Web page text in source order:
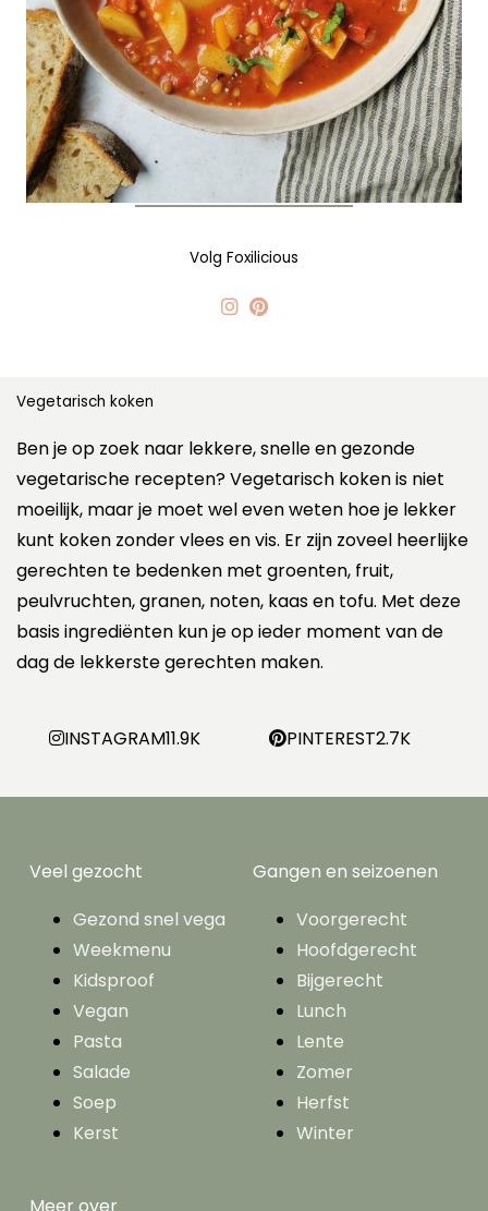
Volg Foxilicious
Vegetarisch koken
Ben je op zoek naar lekkere, snelle en gezonde
vegetarische recepten? Vegetarisch koken is niet
moeilijk, maar je moet wel even weten hoe je lekker
kunt koken zonder vlees en vis. Er zijn zoveel heerlijke
gerechten te bedenken met groenten, fruit,
peulvruchten, granen, noten, kaas en tofu. Met deze
basis ingrediënten kun je op ieder moment van de
dag de lekkerste gerechten maken.
INSTAGRAM11.9K PINTEREST2.7K
Veel gezocht
Gezond snel vega
Weekmenu
Kidsproof
Vegan
Pasta
Salade
Soep
Kerst
Gangen en seizoenen
Voorgerecht
Hoofdgerecht
Bijgerecht
Lunch
Lente
Zomer
Herfst
Winter
Meer over